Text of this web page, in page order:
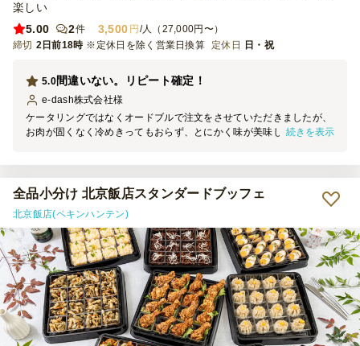
楽しい
5.00
2件 3,500 円 /人（27,000円〜）
締切 2日前18時 ※定休日を除く営業日換算 定休日 日・祝
間違いない。リピート確定！
5.0
e-dash株式会社様
ケータリングではなくオードブルで注文をさせていただきましたが、
お肉が固くなく冷めきってもおらず、とにかく味が美味しい！盛り付
いないと思います。また必ずリピートさせていただきます！
続きを表示
全品小分け 北京飯店スタンダードブッフェ
北京飯店(ペキンハンテン)